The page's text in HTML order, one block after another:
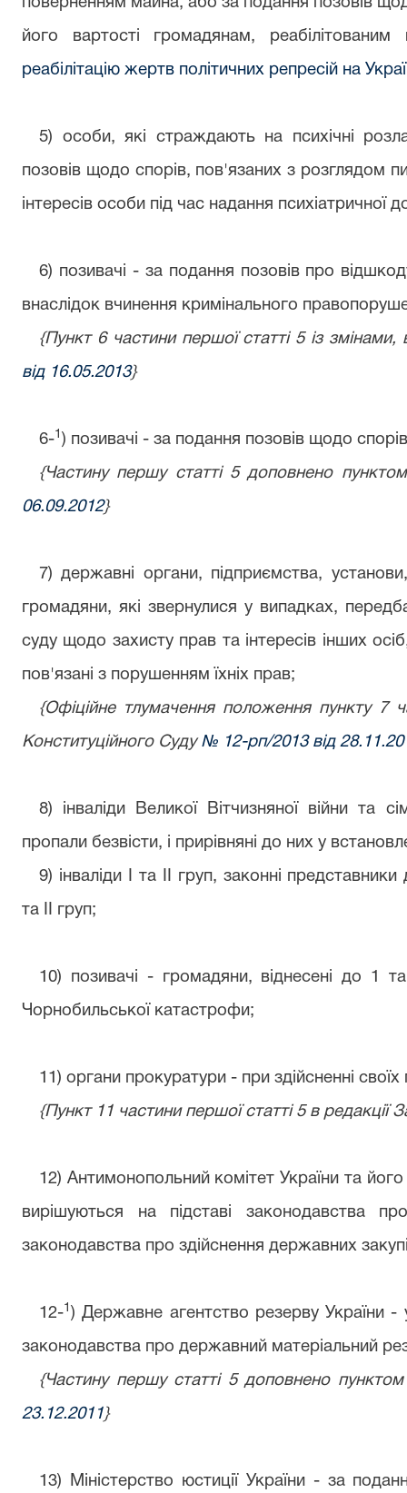
поверненням майна, або за подання позовів
його вартості громадянам, реабілітованим
реабілітацію жертв політичних репресій на
5) особи, які страждають на психічні
позовів щодо спорів, пов'язаних з розглядом
інтересів особи під час надання психіатричної
6) позивачі - за подання позовів про
внаслідок вчинення кримінального
{Пункт 6 частини першої статті 5 із
від 16.05.2013}
6-1) позивачі - за подання позовів щодо
{Частину першу статті 5 доповнено
06.09.2012}
7) державні органи, підприємства, установи,
громадяни, які звернулися у випадках,
суду щодо захисту прав та інтересів інших
пов'язані з порушенням їхніх прав;
{Офіційне тлумачення положення пункту 7
Конституційного Суду № 12-рп/2013 від
8) інваліди Великої Вітчизняної війни та
пропали безвісти, і прирівняні до них у
9) інваліди I та II груп, законні представники
та II груп;
10) позивачі - громадяни, віднесені до 1
Чорнобильської катастрофи;
11) органи прокуратури - при здійсненні
{Пункт 11 частини першої статті 5 в редакції
12) Антимонопольний комітет України та
вирішуються на підставі законодавства
законодавства про здійснення державних
12-1) Державне агентство резерву України -
законодавства про державний матеріальний
{Частину першу статті 5 доповнено
23.12.2011}
13) Міністерство юстиції України - за